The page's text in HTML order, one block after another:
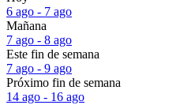
6 ago - 7 ago
Mañana
7 ago - 8 ago
Este fin de semana
7 ago - 9 ago
Próximo fin de semana
14 ago - 16 ago